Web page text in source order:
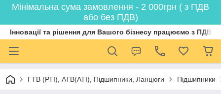
Мінімальна сума замовлення - 2 000грн ( з ПДВ
або без ПДВ)
Інновації та рішення для Вашого бізнесу працюємо з ПДВ
ГТВ (РТI), АТВ(АТI), Пiдшипники, Ланцюги Підшипники